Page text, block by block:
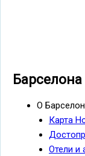
О
Карта
Отели и